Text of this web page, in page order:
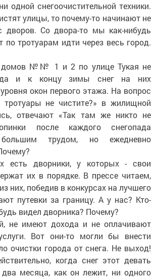
одной снегоочистительной техники.
улицы, то почему-то начинают не
дворов. Со двора-то мы как-нибудь
по тротуарам идти через весь город.
домов №№ 1 и 2 по улице Тукая не
и к концу зимы снег на них
окон первого этажа. На вопрос
не чистите?» в жилищной
отвечают «Так там же никто не
после каждого снегопада
трудом, но ежедневно
есть дворники, у которых - свои
их в порядке. В прессе читаем,
них, победив в конкурсах на лучшего
путевки за границу. А у нас? Кто-
видел дворника? Почему?
не имеют дохода и не оплачивают
Вот они-то могли бы внести
очистки города от снега. Не выход!
когда снег этот девать
месяца, как он лежит, ни одного